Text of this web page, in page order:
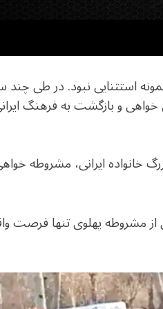
استثنایی نبود. در طی
خواهی و بازگشت به فرهنگ
ایرانی، مشروطه
از مشروطه پهلوی تنها فرصت